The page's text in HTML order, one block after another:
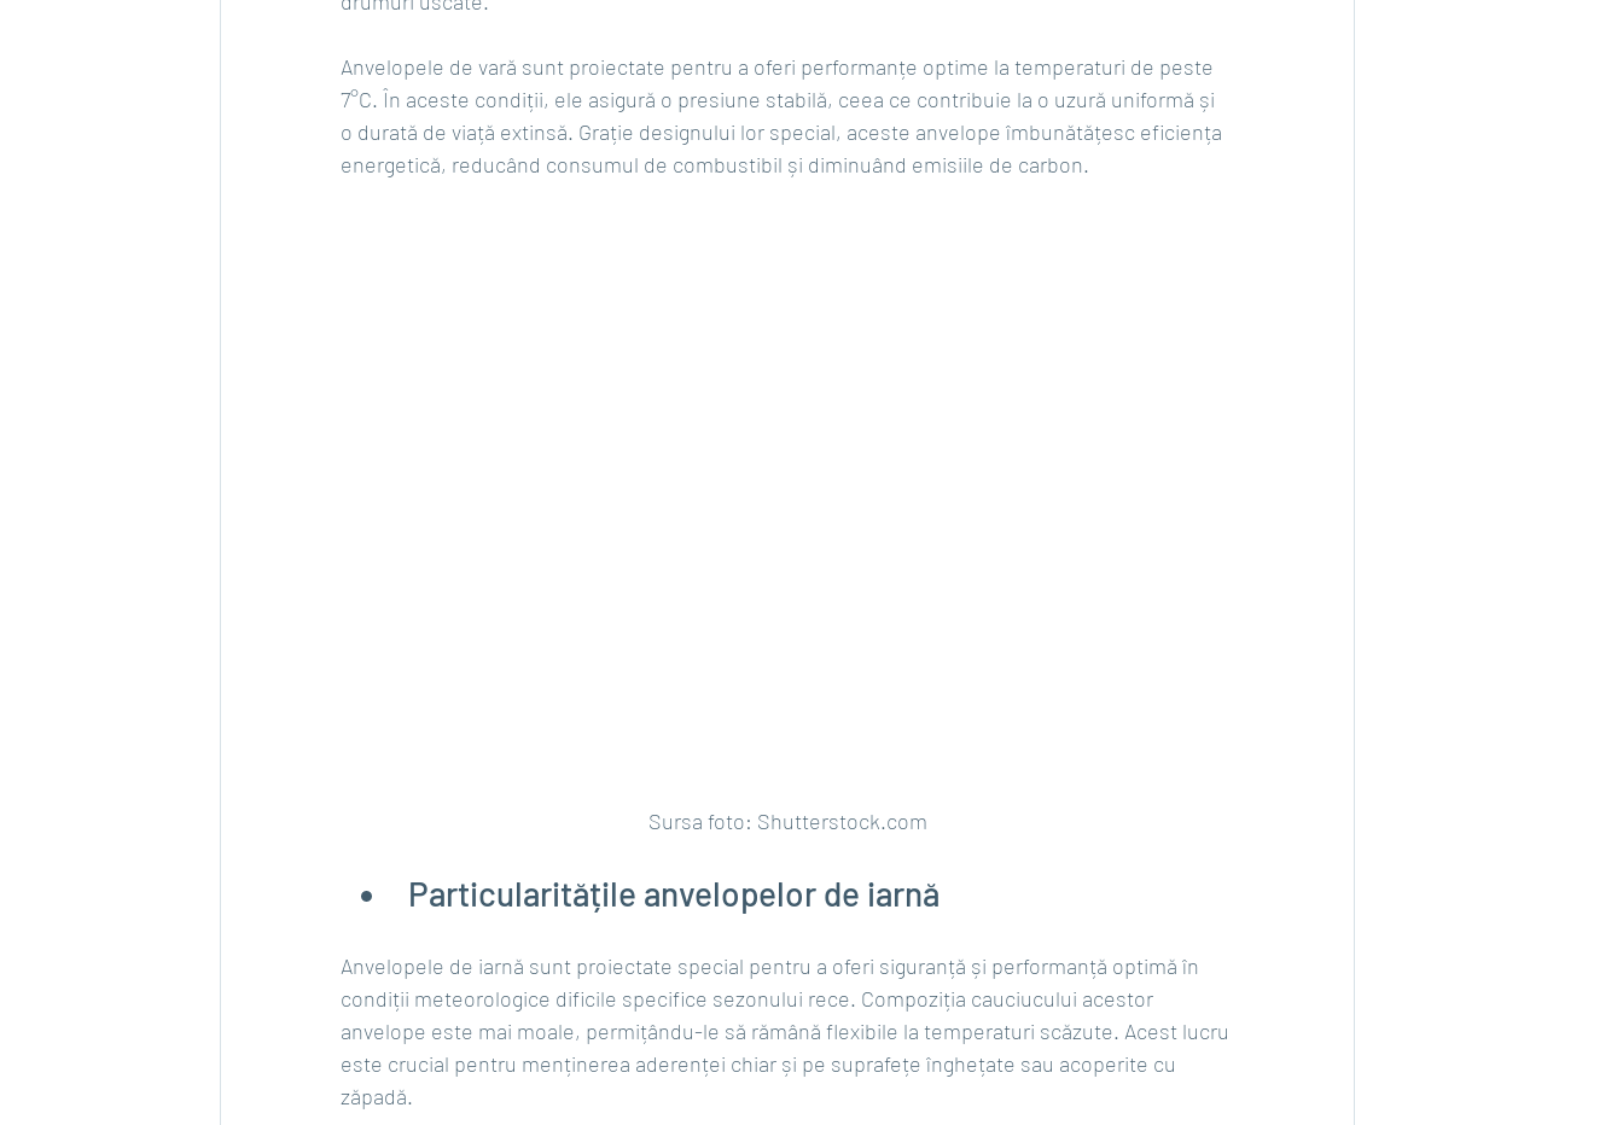
Anvelopele de vară sunt proiectate pentru a oferi performanțe optime la temperaturi de peste
7°C. În aceste condiții, ele asigură o presiune stabilă, ceea ce contribuie la o uzură uniformă și
o durată de viață extinsă. Grație designului lor special, aceste anvelope îmbunătățesc eficiența
energetică, reducând consumul de combustibil și diminuând emisiile de carbon.
Sursa foto: Shutterstock.com
Particularitățile anvelopelor de iarnă
Anvelopele de iarnă sunt proiectate special pentru a oferi siguranță și performanță optimă în
condiții meteorologice dificile specifice sezonului rece. Compoziția cauciucului acestor
anvelope este mai moale, permițându-le să rămână flexibile la temperaturi scăzute. Acest lucru
este crucial pentru menținerea aderenței chiar și pe suprafețe înghețate sau acoperite cu
zăpadă.